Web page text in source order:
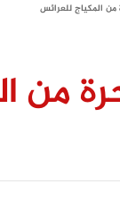
المكياج للعرائس
من